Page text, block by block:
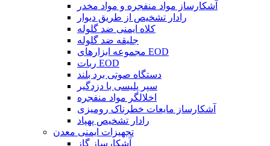
آشکارساز مواد منفجره و مواد مخدر
رادار تشخیص از طریق دیوار
کلاه ایمنی ضد گلوله
جلیقه ضد گلوله
مجموعه ابزارهای EOD
ربات EOD
دستگاه صوتی برد بلند
سپر پلیسی با دزدگیر
اخلالگر مواد منفجره
آشکارساز مایعات خطرناک رومیزی
رادار تشخیص پهپاد
تجهیزات ایمنی معدن
آشکارساز گاز